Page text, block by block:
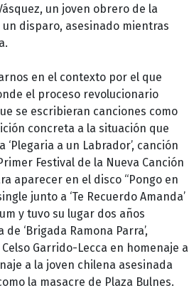
un joven obrero de la
disparo, asesinado mientras
en el contexto por el que
el proceso revolucionario
se escribieran canciones como
concreta a la situación que
a un Labrador’, canción
Festival de la Nueva Canción
aparecer en el disco “Pongo en
junto a ‘Te Recuerdo Amanda’
y tuvo su lugar dos años
‘Brigada Ramona Parra’,
Garrido-Lecca en homenaje a
a la joven chilena asesinada
la masacre de Plaza Bulnes.